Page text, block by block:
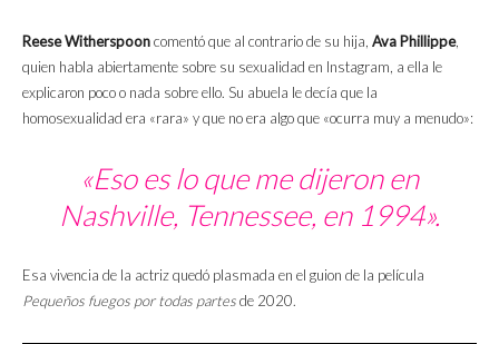
Reese Witherspooncomentó que al contrario de su hija, Ava Phillippe,
quien habla abiertamente sobre su sexualidad en Instagram, a ella le
explicaron poco o nada sobre ello. Su abuela le decía que la
homosexualidad era «rara» y que no era algo que «ocurra muy a menudo»:
«Eso es lo que me dijeron en
Nashville, Tennessee, en 1994».
Esa vivencia de la actriz quedó plasmada en el guion de la película
Pequeños fuegos por todas partesde 2020.